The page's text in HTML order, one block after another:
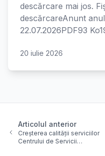
descărcare mai jos.
descărcareAnunt
22.07.2026PDF93
20 iulie 2026
Articolul anterior
Creșterea calității serviciilor
Centrului de Servicii…